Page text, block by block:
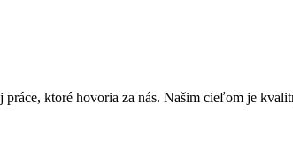
práce, ktoré hovoria za nás. Našim cieľom je